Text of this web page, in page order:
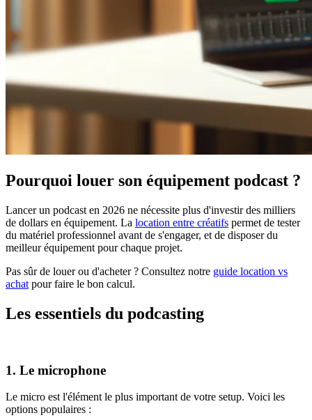
Pourquoi louer son équipement podcast ?
Lancer un podcast en 2026 ne nécessite plus d'investir des milliers
de dollars en équipement. La location entre créatifs permet de tester
du matériel professionnel avant de s'engager, et de disposer du
meilleur équipement pour chaque projet.
Pas sûr de louer ou d'acheter ? Consultez notre guide location vs
achat pour faire le bon calcul.
Les essentiels du podcasting
1. Le microphone
Le micro est l'élément le plus important de votre setup. Voici les
options populaires :